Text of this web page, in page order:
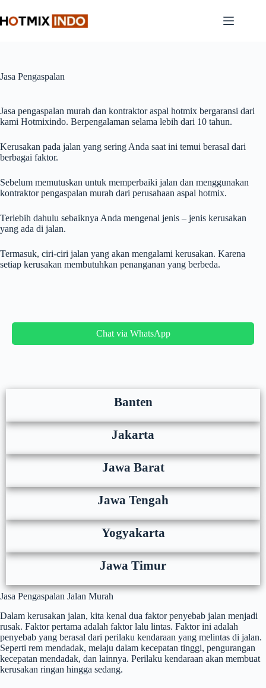
to
content
Jasa Pengaspalan
Jasa pengaspalan murah dan kontraktor aspal hotmix bergaransi dari
kami Hotmixindo. Berpengalaman selama lebih dari 10 tahun.
Kerusakan pada jalan yang sering Anda saat ini temui berasal dari
berbagai faktor.
Sebelum memutuskan untuk memperbaiki jalan dan menggunakan
kontraktor pengaspalan murah dari perusahaan aspal hotmix.
Terlebih dahulu sebaiknya Anda mengenal jenis – jenis kerusakan
yang ada di jalan.
Termasuk, ciri-ciri jalan yang akan mengalami kerusakan. Karena
setiap kerusakan membutuhkan penanganan yang berbeda.
Chat via WhatsApp
Banten
Jakarta
Jawa Barat
Jawa Tengah
Yogyakarta
Jawa Timur
Jasa Pengaspalan Jalan Murah
Dalam kerusakan jalan, kita kenal dua faktor penyebab jalan menjadi
rusak. Faktor pertama adalah faktor lalu lintas. Faktor ini adalah
penyebab yang berasal dari perilaku kendaraan yang melintas di jalan.
Seperti rem mendadak, melaju dalam kecepatan tinggi, pengurangan
kecepatan mendadak, dan lainnya. Perilaku kendaraan akan membuat
kerusakan ringan hingga sedang.